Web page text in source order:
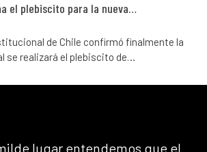
el plebiscito para la nueva…
de Chile confirmó finalmente la
se realizará el plebiscito de…
lugar entendemos que el